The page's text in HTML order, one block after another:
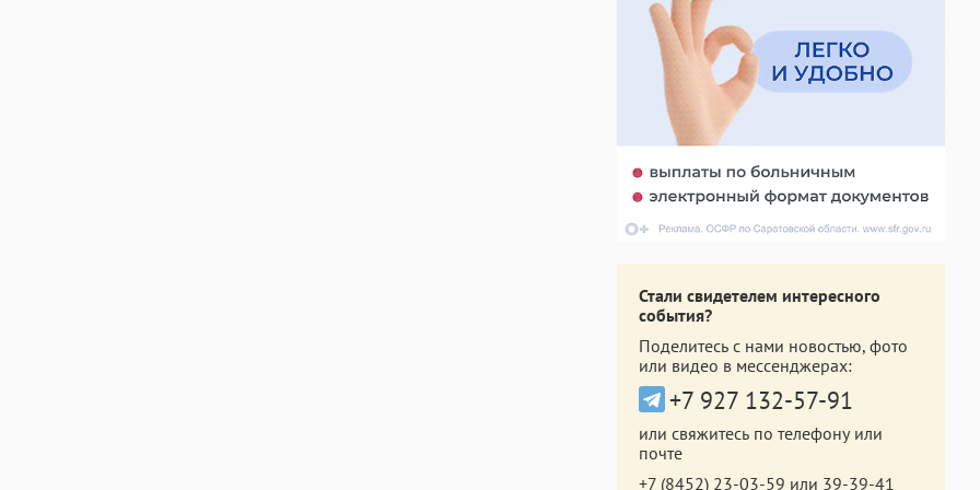
Стали свидетелем интересного
события?
Поделитесь с нами новостью, фото
или видео в мессенджерах:
+7 927 132-57-91
или свяжитесь по телефону или
почте
+7 (8452) 23-03-59 или 39-39-41